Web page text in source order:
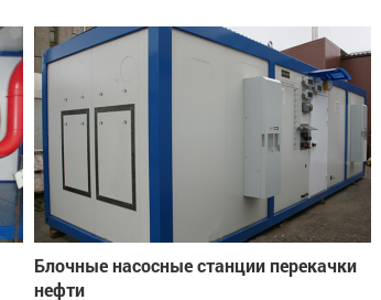
Блочные насосные станции перекачки
нефти